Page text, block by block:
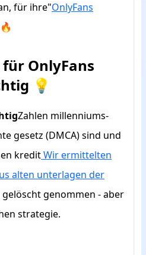
für ihre"OnlyFans
OnlyFans
💡
Zahlen millenniums-
gesetz (DMCA) sind und
kreditWir ermittelten
alten unterlagen der
genommen - aber
strategie.